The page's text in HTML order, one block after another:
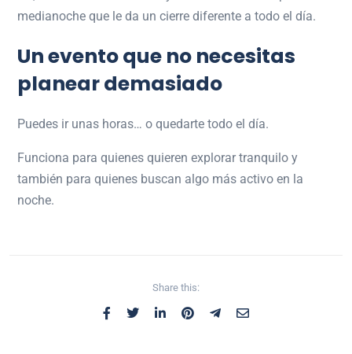
medianoche que le da un cierre diferente a todo el día.
Un evento que no necesitas
planear demasiado
Puedes ir unas horas… o quedarte todo el día.
Funciona para quienes quieren explorar tranquilo y
también para quienes buscan algo más activo en la
noche.
Share this: